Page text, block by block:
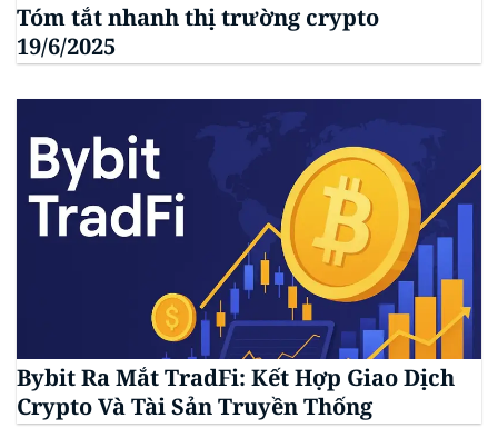
Tóm tắt nhanh thị trường crypto
19/6/2025
Bybit Ra Mắt TradFi: Kết Hợp Giao Dịch
Crypto Và Tài Sản Truyền Thống